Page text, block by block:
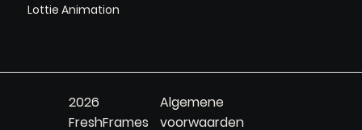
Lottie Animation
2026
FreshFrames
Algemene
voorwaarden